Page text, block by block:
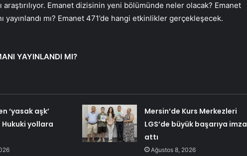
araştırılıyor. Emanet dizisinin yeni bölümünde neler olacak? Emanet
yayınlandı mı? Emanet 471’de hangi etkinlikler gerçekleşecek.
YAYINLANDI MI?
‘yasak aşk’
Hukuki yollara
Mersin’de Kurs Merkezleri
LGS’de büyük başarıya imza
attı
Ağustos 8, 2026